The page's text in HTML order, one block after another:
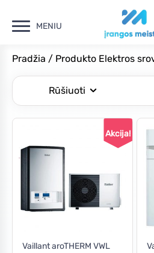
MENIU
Pradžia / Produkto Elektros
Rūšiuoti
Min
Maks
Filtruoti
Kaina: €8,660 —€10,680
Akcija!
Vaillant aroTHERM VWL
This